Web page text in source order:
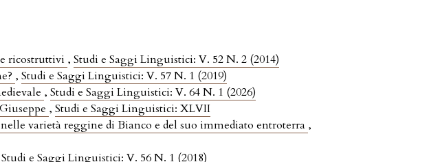
ricostruttivi ,Studi e Saggi Linguistici: V. 52 N. 2 (2014)
,Studi e Saggi Linguistici: V. 57 N. 1 (2019)
,Studi e Saggi Linguistici: V. 64 N. 1 (2026)
,Studi e Saggi Linguistici: XLVII
varietà reggine di Bianco e del suo immediato entroterra ,
Studi e Saggi Linguistici: V. 56 N. 1 (2018)